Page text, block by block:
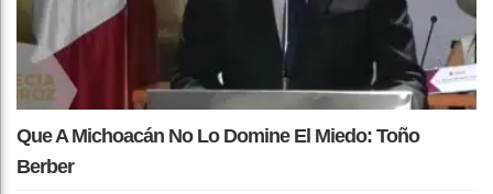
Que A Michoacán No Lo Domine El Miedo: Toño
Berber